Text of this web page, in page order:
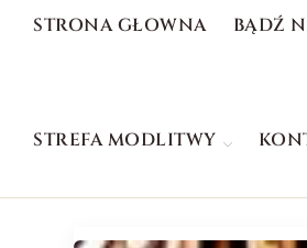
STRONA GŁOWNA BĄDŹ
STREFA MODLITWY